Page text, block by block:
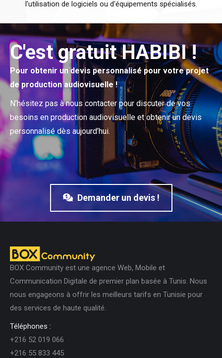
l'utilisation de logiciels ou d'équipements spécialisés.
C'est gratuit HABIBI !
Pour obtenir un devis personnalisé pour votre projet
de production audiovisuelle !
N’hésitez pas à nous contacter pour discuter de vos
besoins en production audiovisuelle et obtenir un devis
personnalisé dès aujourd’hui.
Demander un devis !
BOX Community est une agence Web, Mobile et
Communication Digitale de premier plan basée à Tunis. Nous
nous engageons à offrir les meilleurs tarifs en Tunisie pour
des services de haute qualité.
Téléphones :
+216 52 019 066
+216 55 833 445